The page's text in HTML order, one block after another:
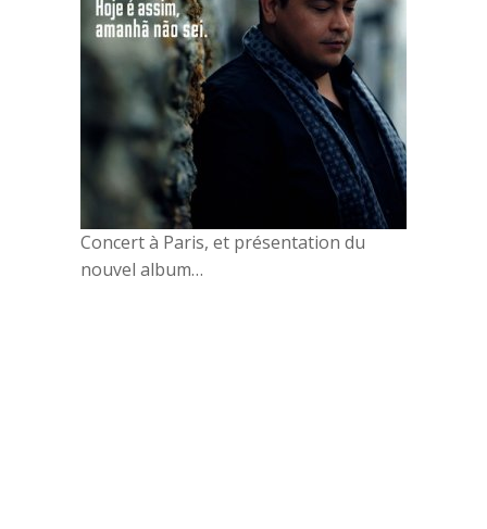
Concert à Paris, et présentation du
nouvel album…